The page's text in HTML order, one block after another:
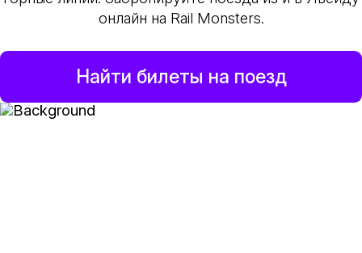
онлайн на Rail Monsters.
Найти билеты на поезд